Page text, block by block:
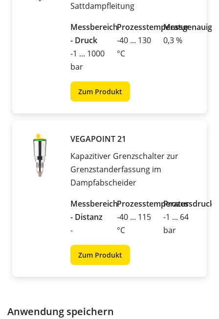
Sattdampfleitung
Messbereich
- Druck
-1 ... 1000
bar
Prozesstemperatur
-40 ... 130
°C
0,3 %
Zum Produkt
VEGAPOINT 21
Kapazitiver Grenzschalter zur
Grenzstanderfassung im
Dampfabscheider
Messbereich
- Distanz
-
Prozesstemperatur
-40 ... 115
°C
Prozessdruck
-1 ... 64
bar
Zum Produkt
Anwendung speichern